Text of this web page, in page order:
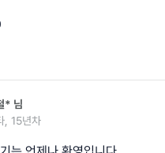
* 님
, 15년차